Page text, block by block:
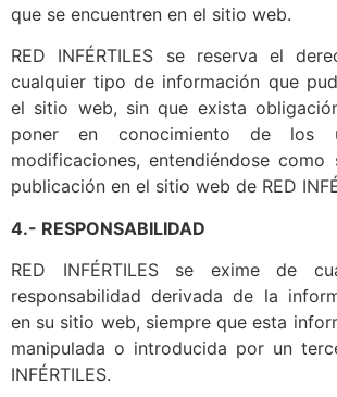
que se encuentren en el sitio web.
RED INFÉRTILES se reserva el
cualquier tipo de información que
el sitio web, sin que exista
poner en conocimiento de los
modificaciones, entendiéndose
publicación en el sitio web de RED
4.- RESPONSABILIDAD
RED INFÉRTILES se exime de
responsabilidad derivada de la
en su sitio web, siempre que esta
manipulada o introducida por un
INFÉRTILES.